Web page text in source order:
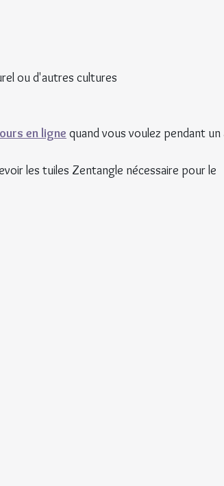
ou d'autres cultures
en ligne quand vous voulez pendant un
les tuiles Zentangle nécessaire pour le